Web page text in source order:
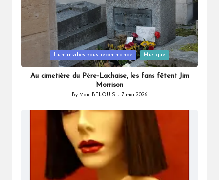
in
Humanvibes vous recommande Musique
Au cimetière du Père-Lachaise, les fans fêtent Jim
Morrison
Posted
By Marc BELOUIS 7 mai 2026